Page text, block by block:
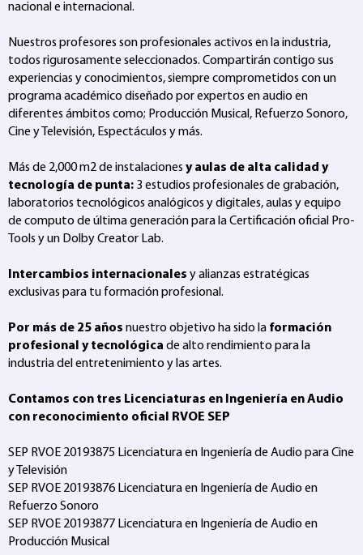
nacional e internacional.
Nuestros profesores son profesionales activos en la industria,
todos rigurosamente seleccionados. Compartirán contigo sus
experiencias y conocimientos, siempre comprometidos con un
programa académico diseñado por expertos en audio en
diferentes ámbitos como; Producción Musical, Refuerzo Sonoro,
Cine y Televisión, Espectáculos y más.
Más de 2,000 m2 de instalaciones y aulas de alta calidad y
tecnología de punta: 3 estudios profesionales de grabación,
laboratorios tecnológicos analógicos y digitales, aulas y equipo
de computo de última generación para la Certificación oficial Pro-
Tools y un Dolby Creator Lab.
Intercambios internacionales y alianzas estratégicas
exclusivas para tu formación profesional.
Por más de 25 años nuestro objetivo ha sido la formación
profesional y tecnológica de alto rendimiento para la
industria del entretenimiento y las artes.
Contamos con tres Licenciaturas en Ingeniería en Audio
con reconocimiento oficial RVOE SEP
SEP RVOE 20193875 Licenciatura en Ingeniería de Audio para Cine
y Televisión
SEP RVOE 20193876 Licenciatura en Ingeniería de Audio en
Refuerzo Sonoro
SEP RVOE 20193877 Licenciatura en Ingeniería de Audio en
Producción Musical